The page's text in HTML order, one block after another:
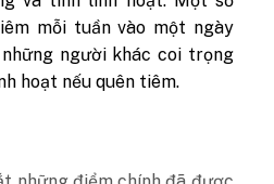
mỗi tuần vào một ngày
người khác coi trọng
hoạt nếu quên tiêm.